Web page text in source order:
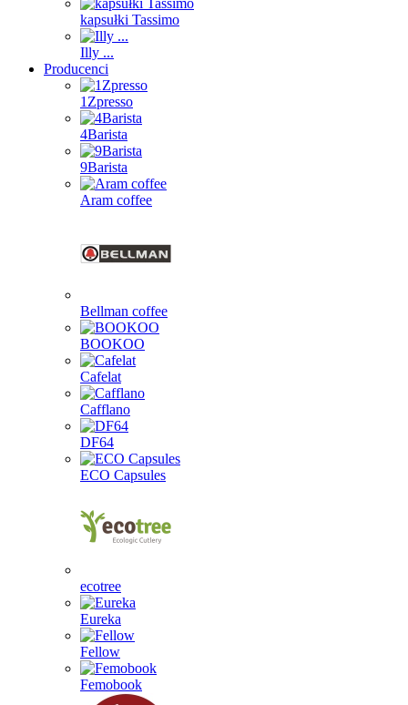
kapsułki Tassimo
Illy ...
Producenci
1Zpresso
4Barista
9Barista
Aram coffee
Bellman coffee
BOOKOO
Cafelat
Cafflano
DF64
ECO Capsules
ecotree
Eureka
Fellow
Femobook